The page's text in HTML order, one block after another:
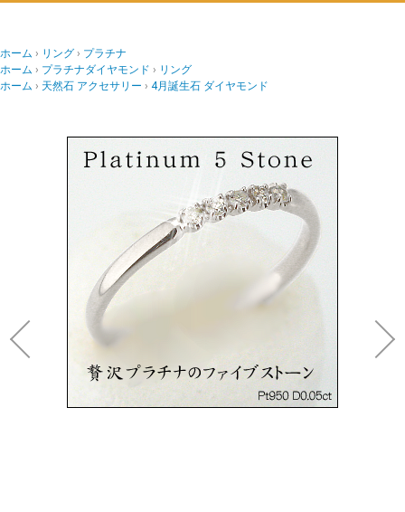
ホーム リング
プラチナ
ホーム
プラチナダイヤモンド
リング
ホーム
天然石 アクセサリー 4月誕生石 ダイヤモンド